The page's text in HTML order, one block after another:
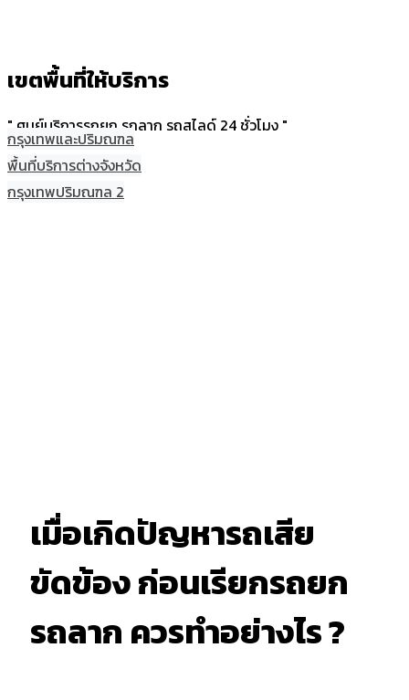
เขตพื้นที่ให้บริการ
" ศูนย์บริการรถยก รถลาก รถสไลด์ 24 ชั่วโมง "
กรุงเทพและปริมณฑล
พื้นที่บริการต่างจังหวัด
กรุงเทพปริมณฑล 2
เมื่อเกิดปัญหารถเสีย
ขัดข้อง ก่อนเรียกรถยก
รถลาก ควรทำอย่างไร ?